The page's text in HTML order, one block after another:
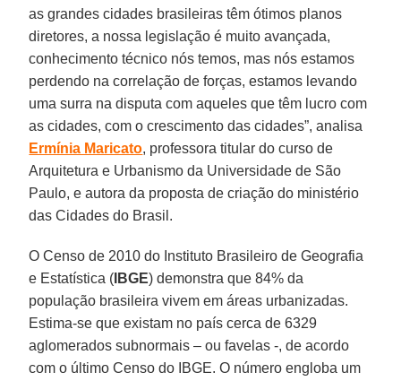
as grandes cidades brasileiras têm ótimos planos
diretores, a nossa legislação é muito avançada,
conhecimento técnico nós temos, mas nós estamos
perdendo na correlação de forças, estamos levando
uma surra na disputa com aqueles que têm lucro com
as cidades, com o crescimento das cidades”, analisa
Ermínia Maricato, professora titular do curso de
Arquitetura e Urbanismo da Universidade de São
Paulo, e autora da proposta de criação do ministério
das Cidades do Brasil.
O Censo de 2010 do Instituto Brasileiro de Geografia
e Estatística ( IBGE) demonstra que 84% da
população brasileira vivem em áreas urbanizadas.
Estima-se que existam no país cerca de 6329
aglomerados subnormais – ou favelas -, de acordo
com o último Censo do IBGE. O número engloba um